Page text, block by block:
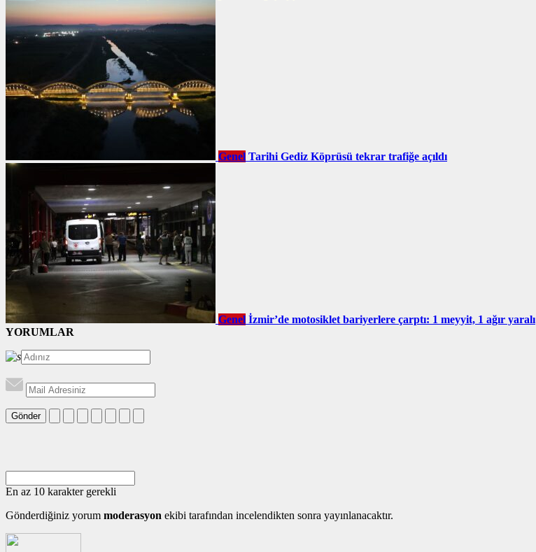
Genel Tarihi Gediz Köprüsü tekrar trafiğe açıldı
Genel İzmir’de motosiklet bariyerlere çarptı: 1 meyyit, 1 ağır yaralı
YORUMLAR
Gönder
En az 10 karakter gerekli
Gönderdiğiniz yorum moderasyon ekibi tarafından incelendikten sonra yayınlanacaktır.